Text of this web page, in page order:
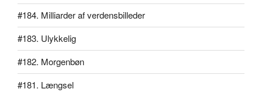
#184. Milliarder af verdensbilleder
#183. Ulykkelig
#182. Morgenbøn
#181. Længsel